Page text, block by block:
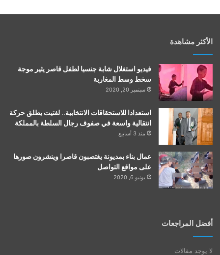
الأكثر مشاهدة
فيديو استغلال شابة جنسيا لطفل قاصر يثير موجة
سخط وسط المغاربة
سبتمبر 20, 2020
استعدادا للاستحقاقات الانتخابية.. لفتيت يطلق حركة
انتقالية واسعة في صفوف رجال السلطة بالمملكة
منذ 3 أسابيع
عمال بناء بمديونة يغتصبون قاصرا وينشرون صورها
على مواقع التواصل
يونيو 6, 2020
أفضل المراجعات
لا يوجد مقالات